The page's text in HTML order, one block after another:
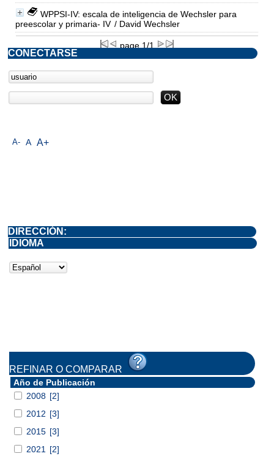
WPPSI-IV: escala de inteligencia de Wechsler para
preescolar y primaria- IV / David Wechsler
page 1/1
A- A A+
CONECTARSE
DIRECCIÓN:
IDIOMA
REFINAR O COMPARAR
Año de Publicación
2008 [2]
2012 [3]
2015 [3]
2021
[2]